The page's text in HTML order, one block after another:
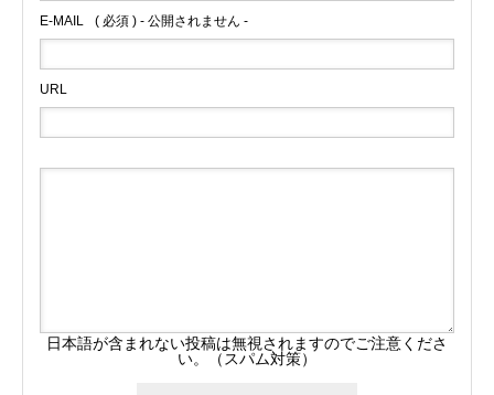
E-MAIL ( 必須 ) - 公開されません -
URL
日本語が含まれない投稿は無視されますのでご注意くださ
い。（スパム対策）